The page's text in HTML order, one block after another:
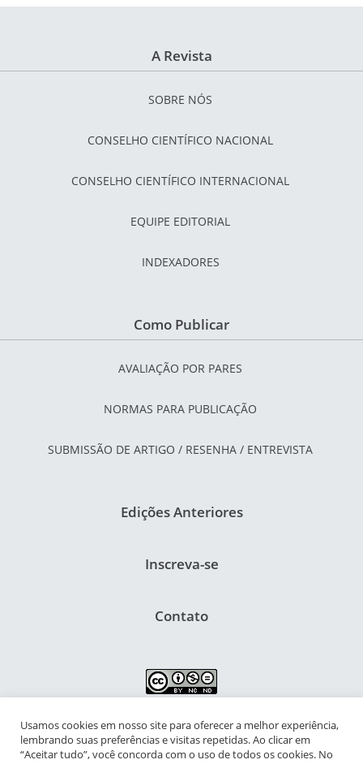
A Revista
SOBRE NÓS
CONSELHO CIENTÍFICO NACIONAL
CONSELHO CIENTÍFICO INTERNACIONAL
EQUIPE EDITORIAL
INDEXADORES
Como Publicar
AVALIAÇÃO POR PARES
NORMAS PARA PUBLICAÇÃO
SUBMISSÃO DE ARTIGO / RESENHA / ENTREVISTA
Edições Anteriores
Inscreva-se
Contato
NIPIAC – Núcleo Interdisciplinar de Pesquisa para a Infância e
Adolescência Contemporâneas
Usamos cookies em nosso site para oferecer a melhor experiência,
lembrando suas preferências e visitas repetidas. Ao clicar em
“Aceitar tudo”, você concorda com o uso de todos os cookies. No